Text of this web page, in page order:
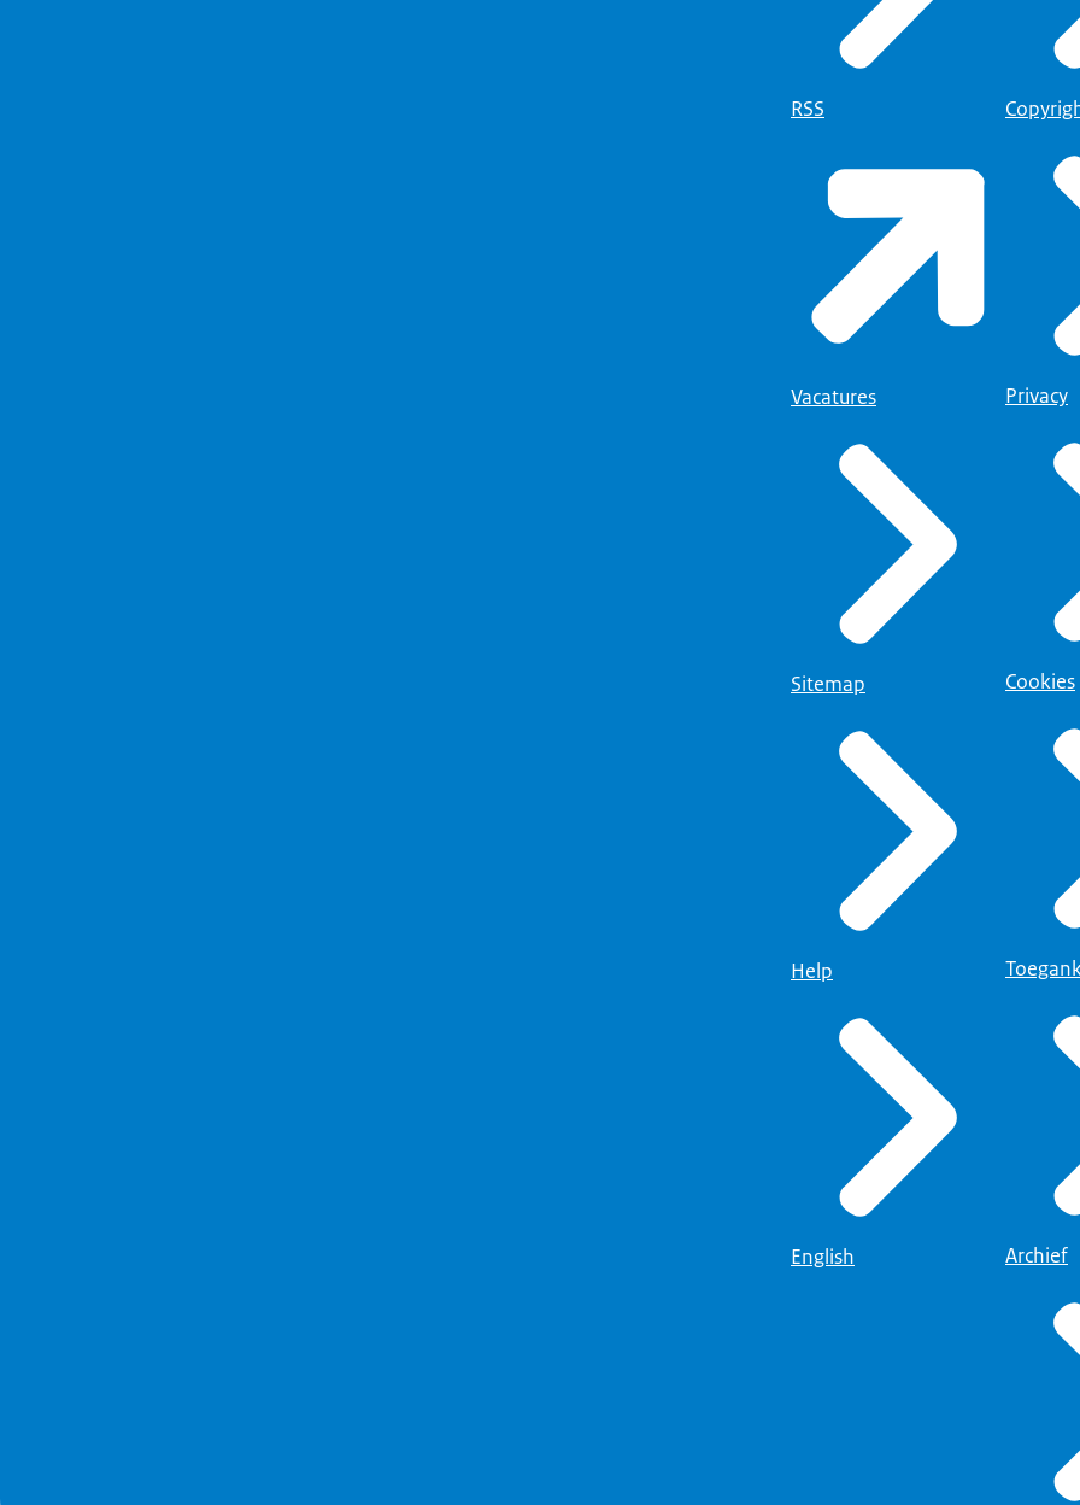
RSS
Vacatures
Sitemap
Help
English
Privacy
Cookies
Archief